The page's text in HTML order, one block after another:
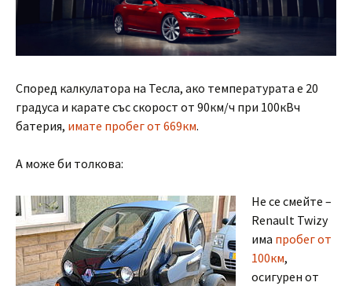
Според калкулатора на Тесла, ако температурата е 20
градуса и карате със скорост от 90км/ч при 100кВч
батерия, имате пробег от 669км.
А може би толкова:
Не се смейте –
Renault Twizy
има пробег от
100км,
осигурен от